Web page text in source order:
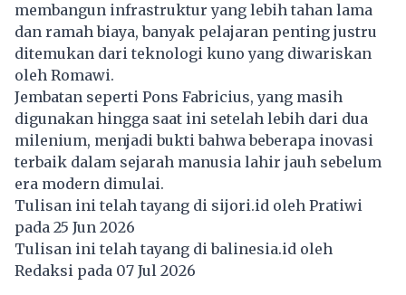
membangun infrastruktur yang lebih tahan lama
dan ramah biaya, banyak pelajaran penting justru
ditemukan dari teknologi kuno yang diwariskan
oleh Romawi.
Jembatan seperti Pons Fabricius, yang masih
digunakan hingga saat ini setelah lebih dari dua
milenium, menjadi bukti bahwa beberapa inovasi
terbaik dalam sejarah manusia lahir jauh sebelum
era modern dimulai.
Tulisan ini telah tayang di sijori.id oleh Pratiwi
pada 25 Jun 2026
Tulisan ini telah tayang dibalinesia.id oleh
Redaksi pada 07 Jul 2026